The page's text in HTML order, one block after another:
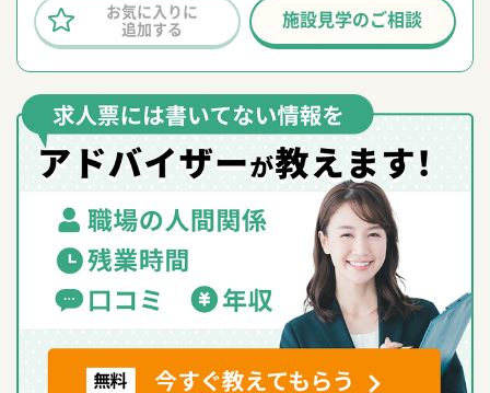
施設見学のご相談
お気に入りに
追加する